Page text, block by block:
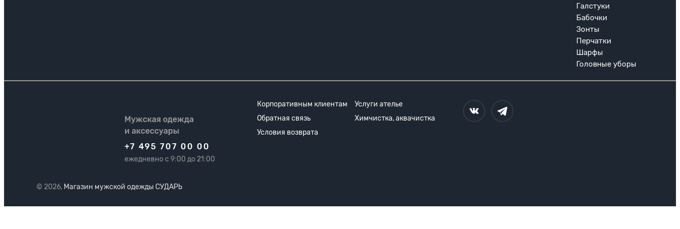
Галстуки
Бабочки
Зонты
Перчатки
Шарфы
Головные уборы
Мужская одежда
и аксессуары
+7 495 707 00 00
ежедневно с 9:00 до 21:00
Корпоративным клиентам
Услуги ателье
Обратная связь
Химчистка, аквачистка
Условия возврата
© 2026, Магазин мужской одежды СУДАРЬ